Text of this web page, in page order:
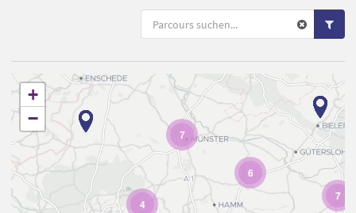
7
6
7
4
+
−